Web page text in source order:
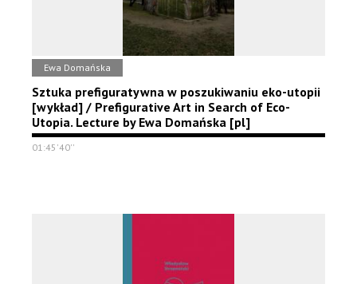
Ewa Domańska
Sztuka prefiguratywna w poszukiwaniu eko-utopii
[wykład] / Prefigurative Art in Search of Eco-
Utopia. Lecture by Ewa Domańska [pl]
01:45'40''